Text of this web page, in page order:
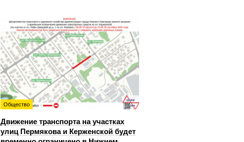
Общество
Движение транспорта на участках
улиц Пермякова и Керженской будет